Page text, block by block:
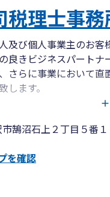
税理士事務
及び個人事業主のお客
良きビジネスパート
さらに事業において
します。
鵠沼石上２丁目５番
を確認